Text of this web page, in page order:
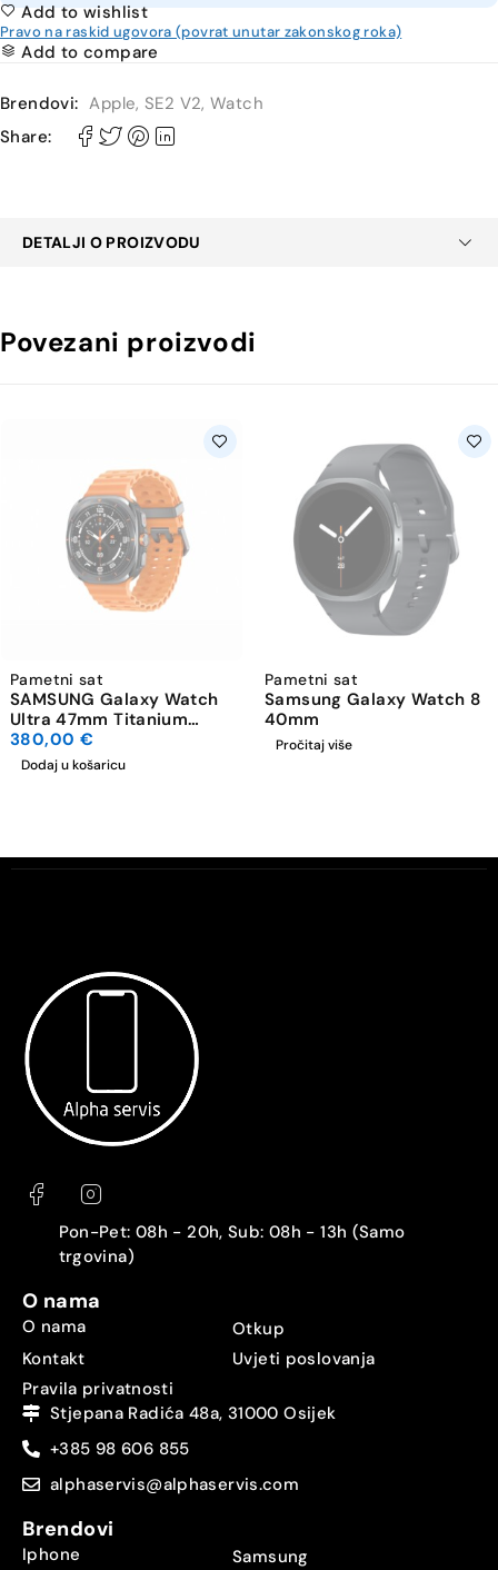
Add to wishlist
Pravo na raskid ugovora (povrat unutar zakonskog roka)
Add to compare
Brendovi: Apple, SE2 V2, Watch
Share:
DETALJI O PROIZVODU
Povezani proizvodi
Pametni sat
SAMSUNG Galaxy Watch
Ultra 47mm Titanium
Gray
380,00 €
Dodaj u košaricu
Pametni sat
Samsung Galaxy Watch 8
40mm
Pročitaj više
Pon-Pet: 08h - 20h, Sub: 08h - 13h (Samo
trgovina)
O nama
O nama
Otkup
Kontakt
Uvjeti poslovanja
Pravila privatnosti
Stjepana Radića 48a, 31000 Osijek
+385 98 606 855
alphaservis@alphaservis.com
Brendovi
Iphone
Samsung